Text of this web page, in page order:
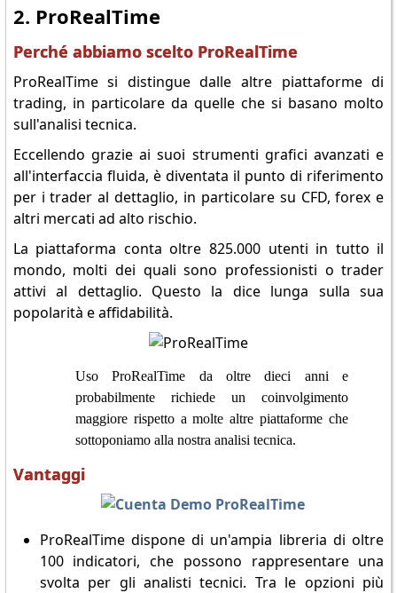
2. ProRealTime
Perché abbiamo scelto ProRealTime
ProRealTime si distingue dalle altre piattaforme di
trading, in particolare da quelle che si basano molto
sull'analisi tecnica.
Eccellendo grazie ai suoi strumenti grafici avanzati e
all'interfaccia fluida, è diventata il punto di riferimento
per i trader al dettaglio, in particolare su CFD, forex e
altri mercati ad alto rischio.
La piattaforma conta oltre 825.000 utenti in tutto il
mondo, molti dei quali sono professionisti o trader
attivi al dettaglio. Questo la dice lunga sulla sua
popolarità e affidabilità.
Uso ProRealTime da oltre dieci anni e
probabilmente richiede un coinvolgimento
maggiore rispetto a molte altre piattaforme che
sottoponiamo alla nostra analisi tecnica.
Vantaggi
ProRealTime dispone di un'ampia libreria di oltre
100 indicatori, che possono rappresentare una
svolta per gli analisti tecnici. Tra le opzioni più